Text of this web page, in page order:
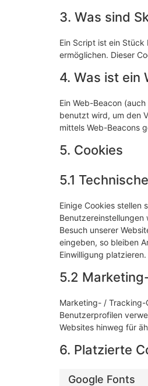
3. Was sind
Ein Script ist ein
ermöglichen. Dieser
4. Was ist ein
Ein Web-Beacon
benutzt wird, um den
mittels Web-Beacons
5. Cookies
5.1
Einige Cookies stellen
Benutzereinstellungen
Besuch unserer
eingeben, so bleiben
Einwilligung platzieren.
5.2
Marketing- / Tracking-
Benutzerprofilen
Websites hinweg für
6. Platzierte
Google Fonts